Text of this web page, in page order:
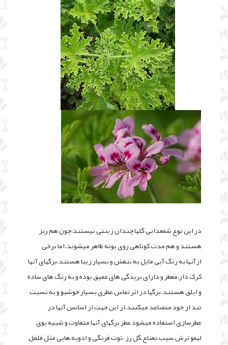
در این نوع شمعدانی گلها چندان زینتی نیستند،چون هم ریز
هستند و هم مدت کوتاهی روی بوته ظاهر میشوند.اما برخی
ازآنها به رنگ آبی مایل به بنفش و بسیار زیبا هستند،برگهای آنها
کرک دار،معطر و دارای بریدگی های عمیق بوده و به رنگ های ساده
و ابلق هستند.برگها در اثر تماس عطری بسیار خوشبو و به نسبت
تند از خود متصاعد میکنند،از این جهت از اسانس آنها در
عطرسازی استفاده میشود عطر برگهای آنها متفاوت و شبیه بوی
لیمو ترش،سیب،نعناع،گل رز ،توت فرنگی و ادویه هایی مثل فلفل